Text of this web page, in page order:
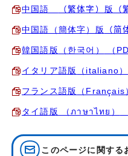
中国語 （繁体字） 版 （
中国語（簡体字）版 （简
韓国語版 （한국어） （
イタリア語版 （italiano）
フランス語版 （Français
タイ語版 （ภาษาไทย）
このページに関する